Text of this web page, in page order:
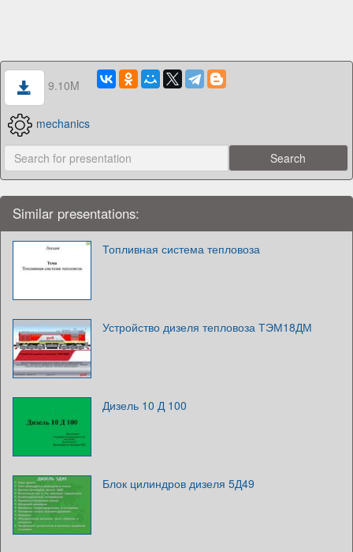
9.10M
mechanics
Similar presentations:
Топливная система тепловоза
Устройство дизеля тепловоза ТЭМ18ДМ
Дизель 10 Д 100
Блок цилиндров дизеля 5Д49